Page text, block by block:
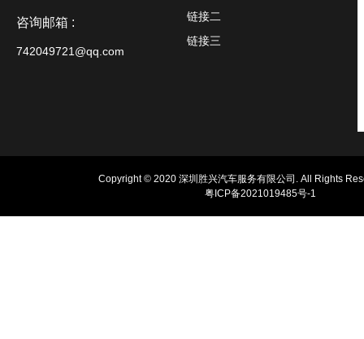
咨询邮箱 :
742049721@qq.com
链接二
链接三
Copyright © 2020 深圳胜兴汽车服务有限公司. All Rights
粤ICP备2021019485号-1